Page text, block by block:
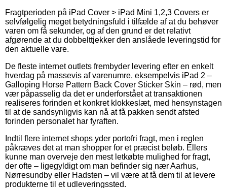
Fragtperioden på iPad Cover > iPad Mini 1,2,3 Covers er
selvfølgelig meget betydningsfuld i tilfælde af at du behøver
varen om få sekunder, og af den grund er det relativt
afgørende at du dobbelttjekker den anslåede leveringstid for
den aktuelle vare.
De fleste internet outlets frembyder levering efter en enkelt
hverdag på massevis af varenumre, eksempelvis iPad 2 –
Galloping Horse Pattern Back Cover Sticker Skin – rød, men
vær påpasselig da det er underforstået at transaktionen
realiseres forinden et konkret klokkeslæt, med hensynstagen
til at de sandsynligvis kan nå at få pakken sendt afsted
forinden personalet har fyraften.
Indtil flere internet shops yder portofri fragt, men i reglen
påkræves det at man shopper for et præcist beløb. Ellers
kunne man overveje den mest letkøbte mulighed for fragt,
der ofte – ligegyldigt om man befinder sig nær Aarhus,
Nørresundby eller Hadsten – vil være at få dem til at levere
produkterne til et udleveringssted.